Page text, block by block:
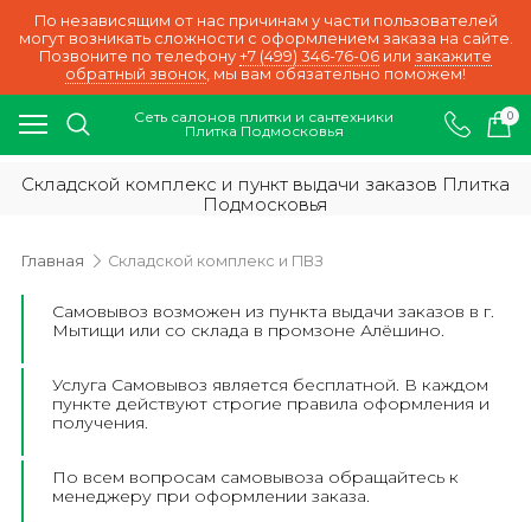
По независящим от нас причинам у части пользователей
могут возникать сложности с оформлением заказа на сайте.
Позвоните по телефону +7 (499) 346-76-06 или закажите
обратный звонок, мы вам обязательно поможем!
Сеть салонов плитки и сантехники
Плитка Подмосковья
0
Складской комплекс и пункт выдачи заказов Плитка
Подмосковья
Главная Складской комплекс и ПВЗ
Самовывоз возможен из пункта выдачи заказов в г.
Мытищи или со склада в промзоне Алёшино.
Услуга Самовывоз является бесплатной. В каждом
пункте действуют строгие правила оформления и
получения.
По всем вопросам самовывоза обращайтесь к
менеджеру при оформлении заказа.